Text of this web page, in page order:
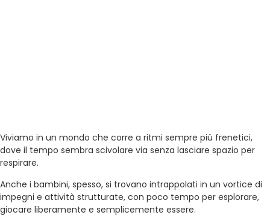
Viviamo in un mondo che corre a ritmi sempre più frenetici,
dove il tempo sembra scivolare via senza lasciare spazio per
respirare.
Anche i bambini, spesso, si trovano intrappolati in un vortice di
impegni e attività strutturate, con poco tempo per esplorare,
giocare liberamente e semplicemente essere.